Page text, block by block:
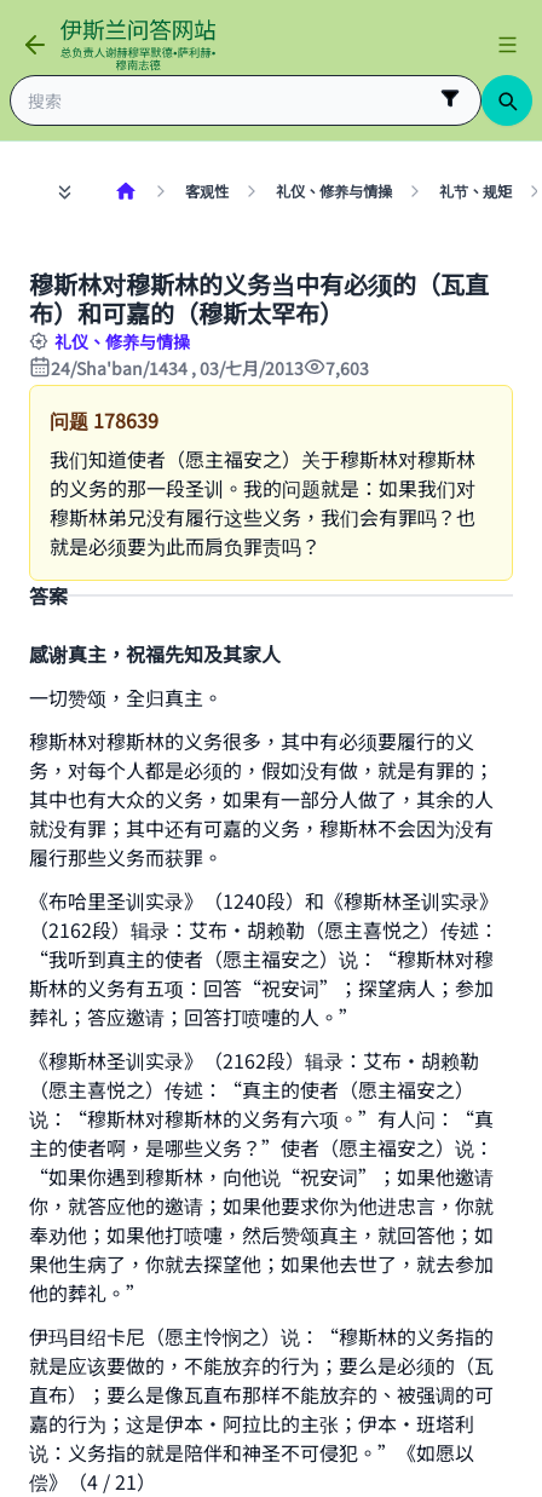
客观性 礼仪、修养与情操 礼节、规矩
穆斯林对穆斯林的义务当中有必须的（瓦直
布）和可嘉的（穆斯太罕布）
礼仪、修养与情操
24/Sha'ban/1434 , 03/七月/2013
7,603
问题 178639
我们知道使者（愿主福安之）关于穆斯林对穆斯林
的义务的那一段圣训。我的问题就是：如果我们对
穆斯林弟兄没有履行这些义务，我们会有罪吗？也
就是必须要为此而肩负罪责吗？
答案
感谢真主，祝福先知及其家人
一切赞颂，全归真主。
穆斯林对穆斯林的义务很多，其中有必须要履行的义
务，对每个人都是必须的，假如没有做，就是有罪的；
其中也有大众的义务，如果有一部分人做了，其余的人
就没有罪；其中还有可嘉的义务，穆斯林不会因为没有
履行那些义务而获罪。
《布哈里圣训实录》（1240段）和《穆斯林圣训实录》
（2162段）辑录：艾布·胡赖勒（愿主喜悦之）传述：
“我听到真主的使者（愿主福安之）说：“穆斯林对穆
斯林的义务有五项：回答“祝安词”；探望病人；参加
葬礼；答应邀请；回答打喷嚏的人。”
《穆斯林圣训实录》（2162段）辑录：艾布•胡赖勒
（愿主喜悦之）传述：“真主的使者（愿主福安之）
说：“穆斯林对穆斯林的义务有六项。”有人问：“真
主的使者啊，是哪些义务？”使者（愿主福安之）说：
“如果你遇到穆斯林，向他说“祝安词”；如果他邀请
你，就答应他的邀请；如果他要求你为他进忠言，你就
奉劝他；如果他打喷嚏，然后赞颂真主，就回答他；如
果他生病了，你就去探望他；如果他去世了，就去参加
他的葬礼。”
伊玛目绍卡尼（愿主怜悯之）说：“穆斯林的义务指的
就是应该要做的，不能放弃的行为；要么是必须的（瓦
直布）；要么是像瓦直布那样不能放弃的、被强调的可
嘉的行为；这是伊本·阿拉比的主张；伊本·班塔利
说：义务指的就是陪伴和神圣不可侵犯。”《如愿以
偿》（4 / 21）